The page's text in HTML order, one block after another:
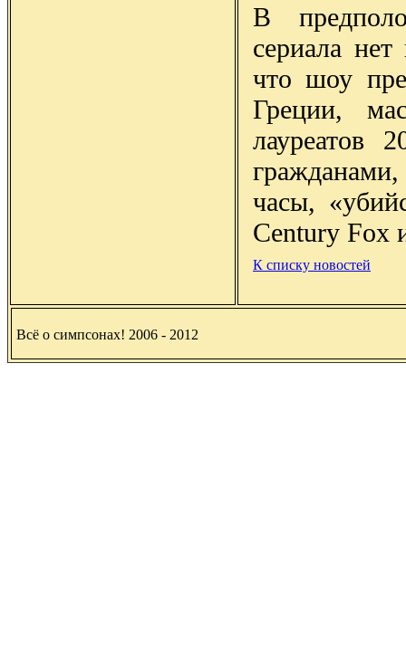
В
сериала
что шоу
Греции,
лауреатов
часы,
Century Fox
К списку новостей
Всё о симпсонах! 2006 - 2012